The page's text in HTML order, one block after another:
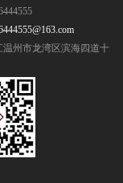
温州市龙湾区滨海四道十